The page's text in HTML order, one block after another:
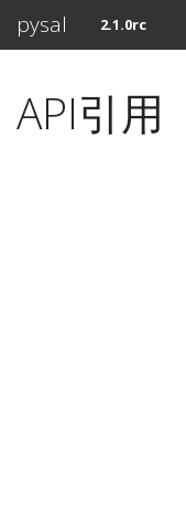
pysal 2.1.0rc
API引用